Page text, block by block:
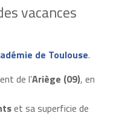
vacances
de Toulouse.
de l’Ariège (09), en
et sa superficie de